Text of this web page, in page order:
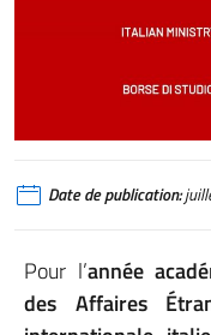
Date de publication:
Pour l’année
des Affaires